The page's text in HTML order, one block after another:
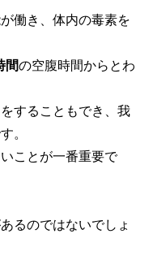
働き、体内の毒素を
間の空腹時間からとわ
することもでき、我
。
ことが一番重要で
るのではないでしょ